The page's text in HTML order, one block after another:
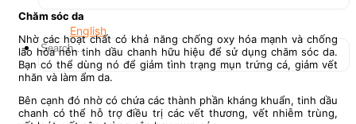
English
Chăm sóc da
Nhờ các hoạt chất có khả năng chống oxy hóa mạnh và chống
lão hóa nên tinh dầu chanh hữu hiệu để sử dụng chăm sóc da.
Bạn có thể dùng nó để giảm tình trạng mụn trứng cá, giảm vết
nhăn và làm ẩm da.
Bên cạnh đó nhờ có chứa các thành phần kháng khuẩn, tinh dầu
chanh có thể hỗ trợ điều trị các vết thương, vết nhiễm trùng,